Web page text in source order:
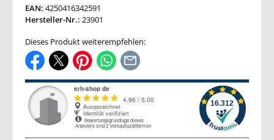
EAN: 4250416342591
Hersteller-Nr.: 23901
Dieses Produkt weiterempfehlen: